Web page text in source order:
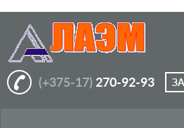
(+375-17) 270-92-93